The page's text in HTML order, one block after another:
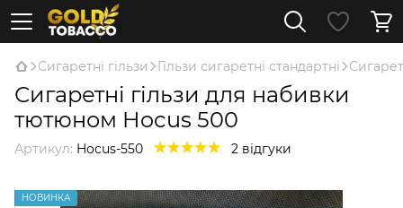
Сигаретні гільзи Гільзи сигаретні стандартні
Сигаретні гільзи для набивки
тютюном Hocus 500
Артикул: Hocus-550 2 відгуки
НОВИНКА